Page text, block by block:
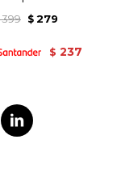
399 $ 279
$ 237
